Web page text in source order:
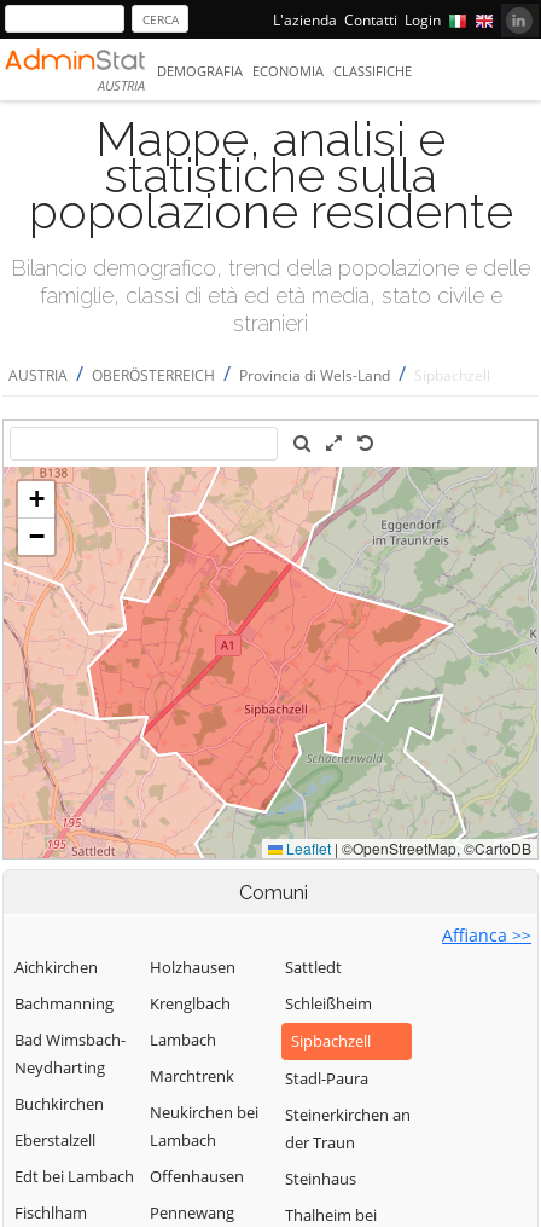
L'azienda Contatti Login
AUSTRIA
DEMOGRAFIA ECONOMIA CLASSIFICHE
Mappe, analisi e
statistiche sulla
popolazione residente
Bilancio demografico, trend della popolazione e delle
famiglie, classi di età ed età media, stato civile e
stranieri
AUSTRIA / OBERÖSTERREICH / Provincia di Wels-Land / Sipbachzell
Comuni
Affianca >>
Aichkirchen
Bachmanning
Bad Wimsbach-
Neydharting
Buchkirchen
Eberstalzell
Edt bei Lambach
Fischlham
Holzhausen
Krenglbach
Lambach
Marchtrenk
Neukirchen bei
Lambach
Offenhausen
Pennewang
Sattledt
Schleißheim
Sipbachzell
Stadl-Paura
Steinerkirchen an
der Traun
Steinhaus
Thalheim bei